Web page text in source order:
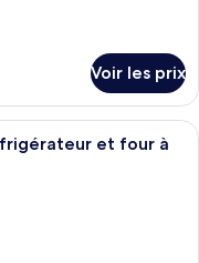
Voir les prix
et four à